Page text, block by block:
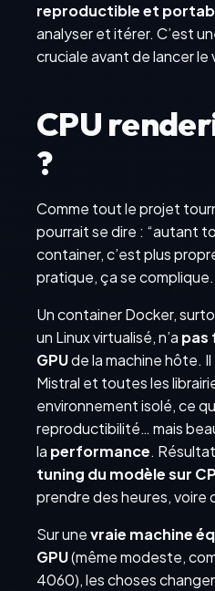
reproductible et
analyser et itérer. C’est
cruciale avant de lancer le
CPU
?
Comme tout le projet
pourrait se dire : “autant
container, c’est plus
pratique, ça se complique.
Un container Docker,
un Linux virtualisé, n’a pas
GPUde la machine hôte.
Mistral et toutes les
environnement isolé, ce
reproductibilité… mais
la performance.
tuning du modèle sur
prendre des heures, voire
Sur unevraie machine
GPU(même modeste,
4060), les choses